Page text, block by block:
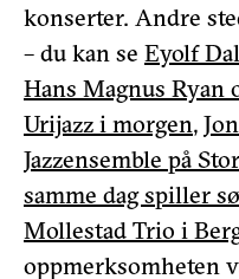
konserter. Andre
– du kan se Eyolf
Hans Magnus Ryan
Urijazz i morgen,
Jazzensemble på
samme dag spiller
Mollestad Trio i
oppmerksomheten